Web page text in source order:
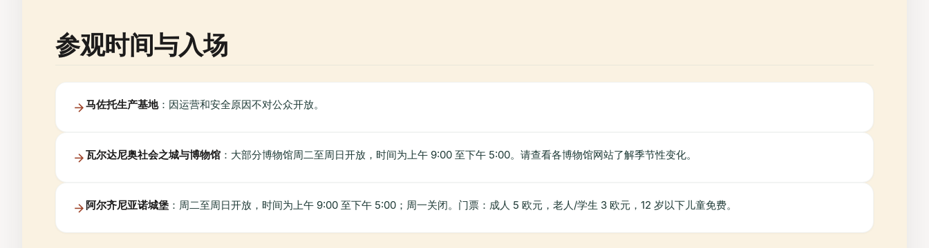
参观时间与入场
马佐托生产基地：因运营和安全原因不对公众开放。
瓦尔达尼奥社会之城与博物馆 ：大部分博物馆周二至周日开放，时间为上午 9:00 至下午 5:00。请查看各博物馆网站了解季节性变化。
阿尔齐尼亚诺城堡 ：周二至周日开放，时间为上午 9:00 至下午 5:00；周一关闭。门票：成人 5 欧元，老人/学生 3 欧元，12 岁以下儿童免费。